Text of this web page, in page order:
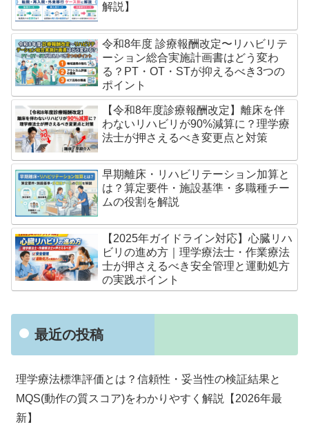
解説】
令和8年度 診療報酬改定〜リハビリテ
ーション総合実施計画書はどう変わ
る？PT・OT・STが抑えるべき3つの
ポイント
【令和8年度診療報酬改定】離床を伴
わないリハビリが90%減算に？理学療
法士が押さえるべき変更点と対策
早期離床・リハビリテーション加算と
は？算定要件・施設基準・多職種チー
ムの役割を解説
【2025年ガイドライン対応】心臓リハ
ビリの進め方｜理学療法士・作業療法
士が押さえるべき安全管理と運動処方
の実践ポイント
最近の投稿
理学療法標準評価とは？信頼性・妥当性の検証結果と
MQS(動作の質スコア)をわかりやすく解説【2026年最
新】